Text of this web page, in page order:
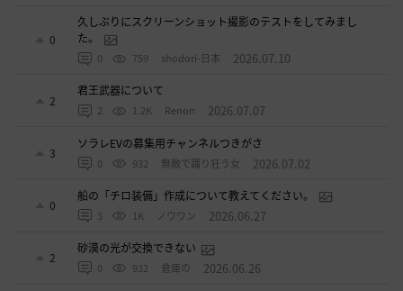
0
久しぶりにスクリーンショット撮影のテストをしてみまし
た。
0 759 shodori-日本 2026.07.10
2
君王武器について
2 1.2K Renon 2026.07.07
3
ソラレEVの募集用チャンネルつきがさ
0 932 無敵で踊り狂う女 2026.07.02
0
船の「チロ装備」作成について教えてください。
3 1K ノウワン 2026.06.27
2
砂漠の光が交換できない
0 932 倉庫の 2026.06.26